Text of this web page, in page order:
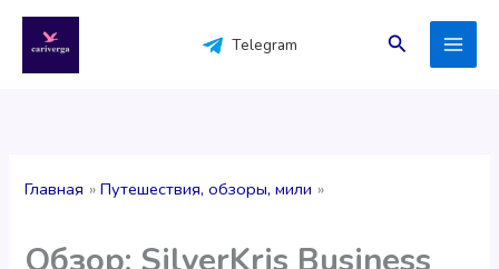
содержимому
Telegram Поиск
Главная Путешествия, обзоры, мили